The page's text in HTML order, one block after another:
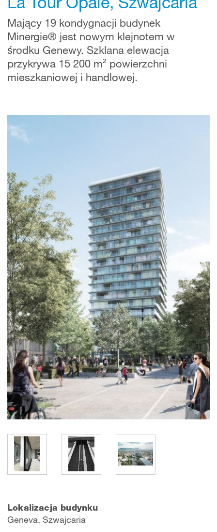
Mający 19 kondygnacji budynek
Minergie® jest nowym klejnotem w
środku Genewy. Szklana elewacja
przykrywa 15 200 m² powierzchni
mieszkaniowej i handlowej.
Lokalizacja budynku
Geneva, Szwajcaria